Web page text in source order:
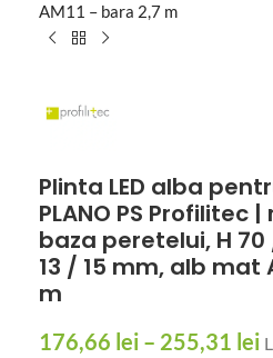
AM11 – bara 2,7 m
Plinta LED alba
PLANO PS Profilitec
baza peretelui, H
13 / 15 mm, alb mat
m
176,66 lei – 255,31 lei